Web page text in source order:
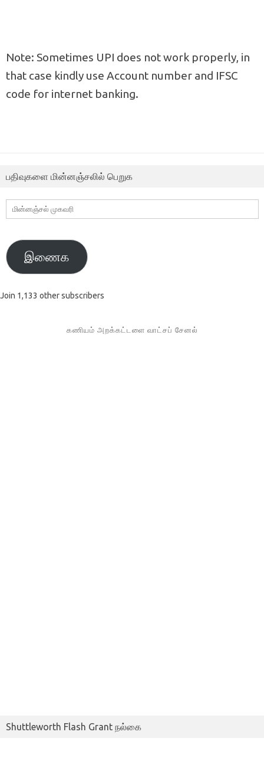
Note: Sometimes UPI does not work properly, in
that case kindly use Account number and IFSC
code for internet banking.
பதிவுகளை மின்னஞ்சலில் பெறுக
மின்னஞ்சல்
முகவரி
இணைக
Join 1,133 other subscribers
கணியம் அறக்கட்டளை வாட்சப் சேனல்
Shuttleworth Flash Grant நல்கை